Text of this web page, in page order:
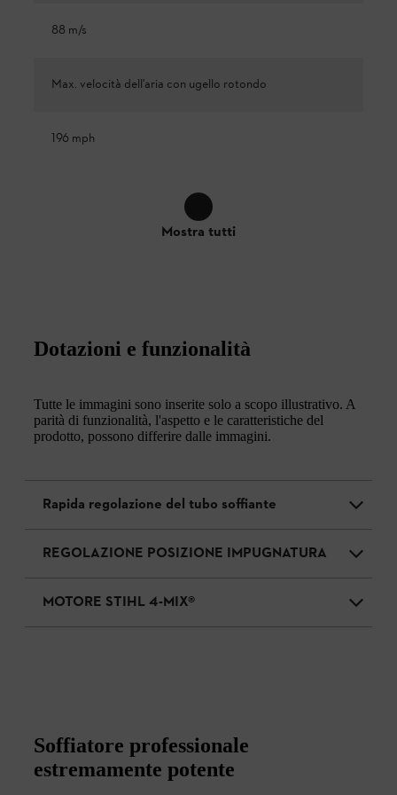
88 m/s
Max. velocità dell'aria con ugello rotondo
196 mph
Mostra tutti
Dotazioni e funzionalità
Tutte le immagini sono inserite solo a scopo illustrativo. A
parità di funzionalità, l'aspetto e le caratteristiche del
prodotto, possono differire dalle immagini.
Rapida regolazione del tubo soffiante
REGOLAZIONE POSIZIONE IMPUGNATURA
MOTORE STIHL 4-MIX®
Soffiatore professionale
estremamente potente